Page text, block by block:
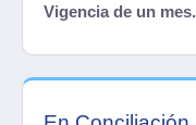
Vigencia de un mes.